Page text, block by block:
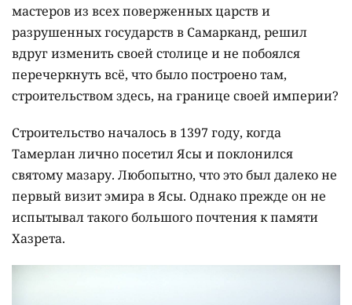
мастеров из всех поверженных царств и
разрушенных государств в Самарканд, решил
вдруг изменить своей столице и не побоялся
перечеркнуть всё, что было построено там,
строительством здесь, на границе своей империи?
Строительство началось в 1397 году, когда
Тамерлан лично посетил Ясы и поклонился
святому мазару. Любопытно, что это был далеко не
первый визит эмира в Ясы. Однако прежде он не
испытывал такого большого почтения к памяти
Хазрета.